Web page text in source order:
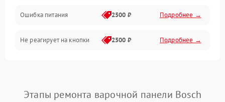
Ошибка питания 2500 ₽ Подробнее →
Не реагирует на кнопки 2500 ₽ Подробнее →
Этапы ремонта варочной панели Bosch